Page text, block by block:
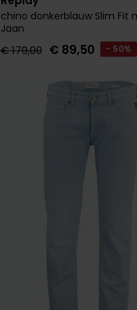
chino donkerblauw Slim Fit
Jaan
€ 179,00 € 89,50 - 50%